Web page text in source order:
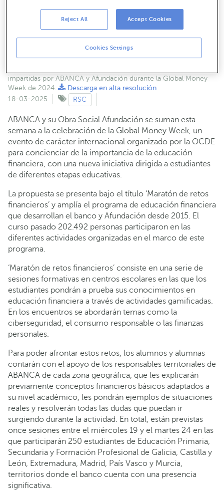
impartidas por ABANCA y Afundación durante la Global Money
Week de 2024.
Descarga en alta resolución
18-03-2025
RSC
ABANCA y su Obra Social Afundación se suman esta
semana a la celebración de la Global Money Week, un
evento de carácter internacional organizado por la OCDE
para concienciar de la importancia de la educación
financiera, con una nueva iniciativa dirigida a estudiantes
de diferentes etapas educativas.
La propuesta se presenta bajo el título ‘Maratón de retos
financieros’ y amplía el programa de educación financiera
que desarrollan el banco y Afundación desde 2015. El
curso pasado 202.492 personas participaron en las
diferentes actividades organizadas en el marco de este
programa.
‘Maratón de retos financieros’ consiste en una serie de
sesiones formativas en centros escolares en las que los
estudiantes pondrán a prueba sus conocimientos en
educación financiera a través de actividades gamificadas.
En los encuentros se abordarán temas como la
ciberseguridad, el consumo responsable o las finanzas
personales.
Para poder afrontar estos retos, los alumnos y alumnas
contarán con el apoyo de los responsables territoriales de
ABANCA de cada zona geográfica, que les explicarán
previamente conceptos financieros básicos adaptados a
su nivel académico, les pondrán ejemplos de situaciones
reales y resolverán todas las dudas que puedan ir
surgiendo durante la actividad. En total, están previstas
once sesiones entre el miércoles 19 y el martes 24 en las
que participarán 250 estudiantes de Educación Primaria,
Secundaria y Formación Profesional de Galicia, Castilla y
León, Extremadura, Madrid, País Vasco y Murcia,
territorios donde el banco cuenta con una presencia
significativa.
Cookies Settings
Reject All Accept Cookies